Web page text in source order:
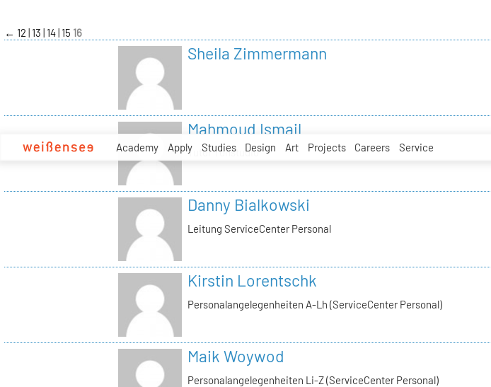
Academy Apply Studies Design Art Projects Careers Service
← 12 13 14 15 16
Sheila Zimmermann
Mahmoud Ismail
Tutor Tonstudio
Danny Bialkowski
Leitung ServiceCenter Personal
Kirstin Lorentschk
Personalangelegenheiten A-Lh (ServiceCenter Personal)
Maik Woywod
Personalangelegenheiten Li-Z (ServiceCenter Personal)